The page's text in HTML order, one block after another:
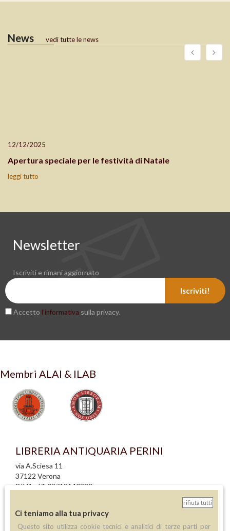
News vedi tutte le news
12/12/2025
Apertura speciale per le festività di Natale
leggi tutto
Newsletter
Iscriviti e rimani aggiornato
Iscriviti!
Accetto l’informativa sulla privacy.
Membri ALAI & ILAB
LIBRERIA ANTIQUARIA PERINI
via A.Sciesa 11
37122 Verona
P.IVA: IT 02713140230
informativa privacy
informativa cookie
rifiuta tutti
Ci teniamo alla tua privacy
Questo sito utilizza cookie tecnici e analitici di terze parti per